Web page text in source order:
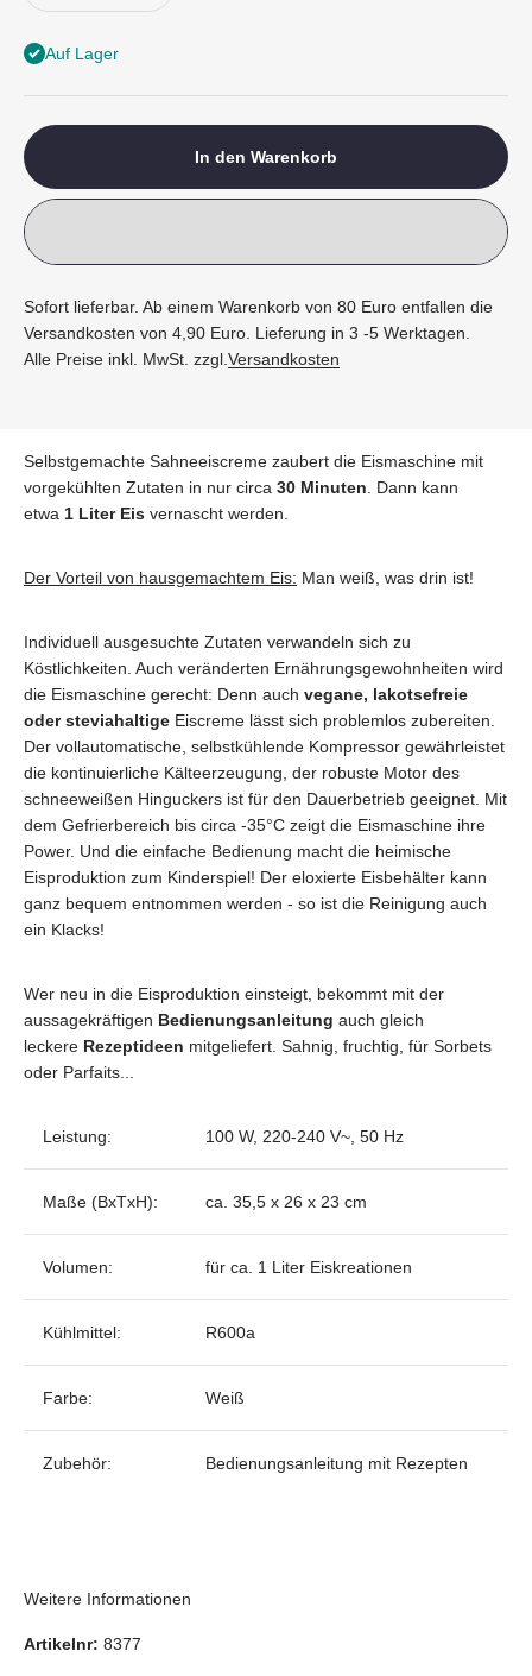
Auf Lager
In den Warenkorb
Sofort lieferbar. Ab einem Warenkorb von 80 Euro entfallen die
Versandkosten von 4,90 Euro. Lieferung in 3 -5 Werktagen.
Alle Preise inkl. MwSt. zzgl.Versandkosten
Selbstgemachte Sahneeiscreme zaubert die Eismaschine mit
vorgekühlten Zutaten in nur circa 30 Minuten. Dann kann
etwa 1 Liter Eis vernascht werden.
Der Vorteil von hausgemachtem Eis: Man weiß, was drin ist!
Individuell ausgesuchte Zutaten verwandeln sich zu
Köstlichkeiten. Auch veränderten Ernährungsgewohnheiten wird
die Eismaschine gerecht: Denn auch vegane, lakotsefreie
oder steviahaltige Eiscreme lässt sich problemlos zubereiten.
Der vollautomatische, selbstkühlende Kompressor gewährleistet
die kontinuierliche Kälteerzeugung, der robuste Motor des
schneeweißen Hinguckers ist für den Dauerbetrieb geeignet. Mit
dem Gefrierbereich bis circa -35°C zeigt die Eismaschine ihre
Power. Und die einfache Bedienung macht die heimische
Eisproduktion zum Kinderspiel! Der eloxierte Eisbehälter kann
ganz bequem entnommen werden - so ist die Reinigung auch
ein Klacks!
Wer neu in die Eisproduktion einsteigt, bekommt mit der
aussagekräftigen Bedienungsanleitung auch gleich
leckere Rezeptideen mitgeliefert. Sahnig, fruchtig, für Sorbets
oder Parfaits...
Leistung: 100 W, 220-240 V~, 50 Hz
Maße (BxTxH): ca. 35,5 x 26 x 23 cm
Volumen: für ca. 1 Liter Eiskreationen
Kühlmittel: R600a
Farbe: Weiß
Zubehör: Bedienungsanleitung mit Rezepten
Weitere Informationen
Artikelnr: 8377